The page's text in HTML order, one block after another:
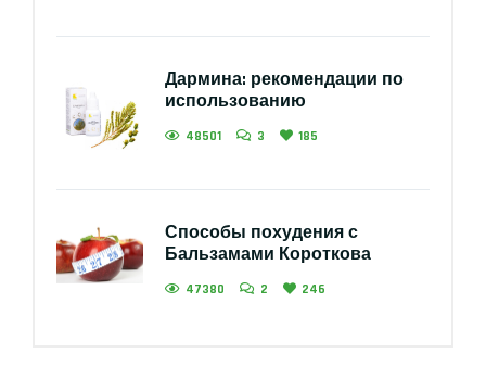
Дармина: рекомендации по
использованию
48501 3 185
Способы похудения с
Бальзамами Короткова
47380 2 246